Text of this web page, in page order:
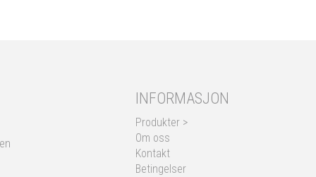
INFORMASJON
Produkter >
Om oss
Kontakt
Betingelser